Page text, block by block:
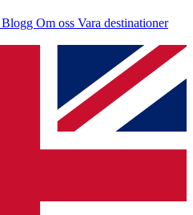
Blogg Om oss Vara destinationer